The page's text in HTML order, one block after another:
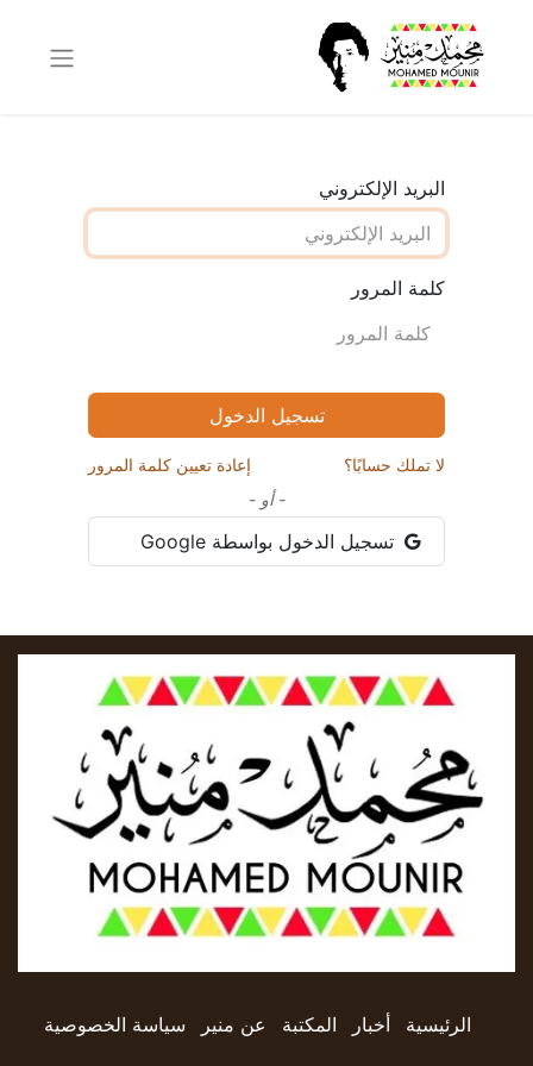
البريد الإلكتروني
كلمة المرور
تسجيل الدخول
لا تملك حسابًا؟
إعادة تعيين كلمة المرور
- أو -
تسجيل الدخول بواسطة Google
الرئيسية أخبار المكتبة ​​​​​​عن منير سياسة الخصوصية